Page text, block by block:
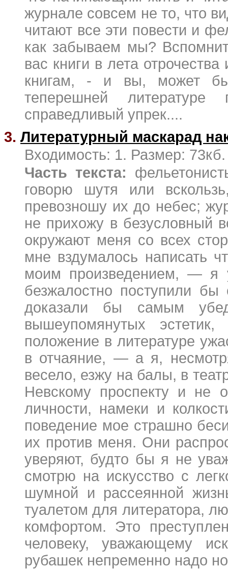
журнале совсем не то, что
читают все эти повести и
как забываем мы?
вас книги в лета
книгам, - и вы, может
теперешней
справедливый упрек....
3. Литературный маскарад
Входимость: 1. Размер: 73кб.
Часть текста:
говорю шутя или
превозношу их до небес;
не прихожу в безусловный
окружают меня со всех
мне вздумалось написать
моим произведением, — я
безжалостно поступили
доказали бы самым
вышеупомянутых
положение в литературе
в отчаяние, — а я,
весело, езжу на балы, в
Невскому проспекту и не
личности, намеки и
поведение мое страшно
их против меня. Они
уверяют, будто бы я не
смотрю на искусство с
шумной и рассеянной
туалетом для литератора,
комфортом. Это
человеку, уважающему
рубашек непременно надо